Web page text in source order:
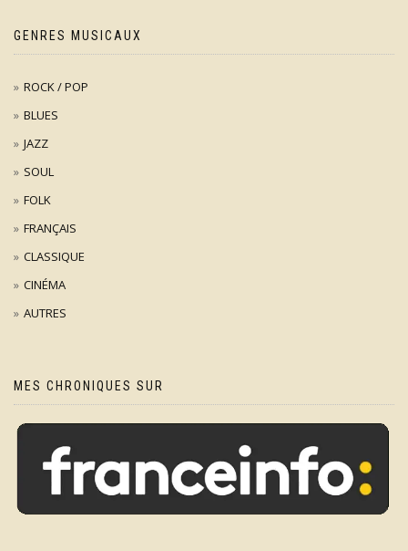
GENRES MUSICAUX
ROCK / POP
BLUES
JAZZ
SOUL
FOLK
FRANÇAIS
CLASSIQUE
CINÉMA
AUTRES
MES CHRONIQUES SUR